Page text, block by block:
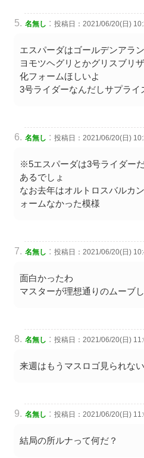
名無し : 投稿日：2021/06/20(日)
エスパーダはゴールデンアラ
ヨモツヘグリとかグリスブリ
化フォームほしいよ
3号ライダーなんだしサプライ
名無し : 投稿日：2021/06/20(日)
※5エスパーダは3号ライダー
あるでしょ
なお去年はオルトロスバルカ
ォームなかった模様
名無し : 投稿日：2021/06/20(日)
面白かったわ
マスターが理想通りのムーブ
名無し : 投稿日：2021/06/20(日)
来週はもうマスロゴ見られな
名無し : 投稿日：2021/06/20(日)
結局の所ルナって何だ？